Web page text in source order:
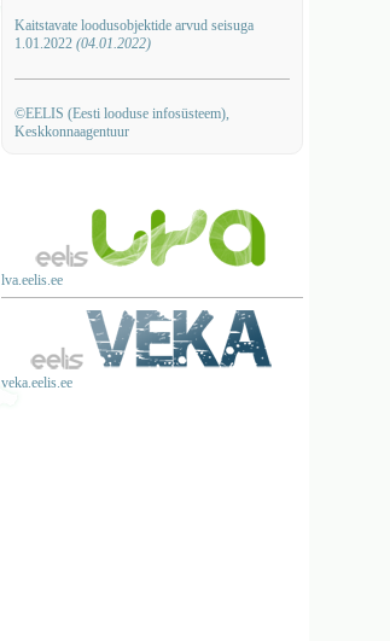
Kaitstavate loodusobjektide arvud seisuga
1.01.2022 (04.01.2022)
©EELIS (Eesti looduse infosüsteem),
Keskkonnaagentuur
lva.eelis.ee
veka.eelis.ee